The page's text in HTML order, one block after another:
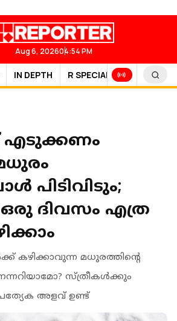
Aug 6, 202604:54 PM
IN DEPTH R SPECIAL SPORTS
എടുക്കണം
പിടിവിടും;
ദിവസം എത്ര
കഴിക്കാവുന്ന മധുരത്തിന്റെ
സ്ത്രീകള്‍ക്കും
അളവ് ഉണ്ട്